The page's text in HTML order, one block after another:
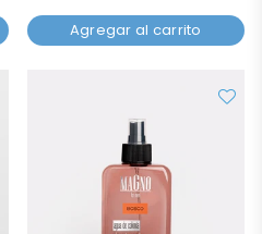
Agregar al carrito